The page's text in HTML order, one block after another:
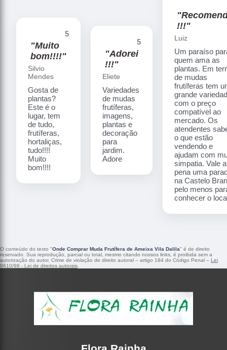
5
"Muito
bom!!!!"
Silvio
Mendes
Gosta de
plantas?
Este é o
lugar, tem
de tudo,
frutíferas,
hortaliças,
tudo!!!!
Muito
bom!!!!
5
"Adorei
!!!"
Eliete
Variedades
de mudas
frutíferas,
imagens,
plantas e
decoração
para
jardim.
Adore
!!!"
Luiz
Um paraíso
quem ama as
plantas. Em
de mudas
frutíferas tem
grande
com o preço
compatível ao
mercado. Os
atendentes
o que estão
vendendo e
ajudam com
simpatia. Vale a
pena uma
na Castelo
pelo menos
conhecer o
O conteúdo do texto "Onde Comprar Muda Frutífera de Ameixa Vila Dalila" é de direito
reservado. Sua reprodução, parcial ou total, mesmo citando nossos links, é proibida sem a
autorização do autor. Crime de violação de direito autoral – artigo 184 do Código Penal – Lei
9610/98 - Lei de direitos autorais